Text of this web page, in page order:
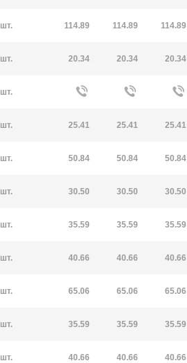
шт. 114.89 114.89 114.89
шт. 20.34 20.34 20.34
шт.
шт. 25.41 25.41 25.41
шт. 50.84 50.84 50.84
шт. 30.50 30.50 30.50
шт. 35.59 35.59 35.59
шт. 40.66 40.66 40.66
шт. 65.06 65.06 65.06
шт. 35.59 35.59 35.59
шт. 40.66 40.66 40.66